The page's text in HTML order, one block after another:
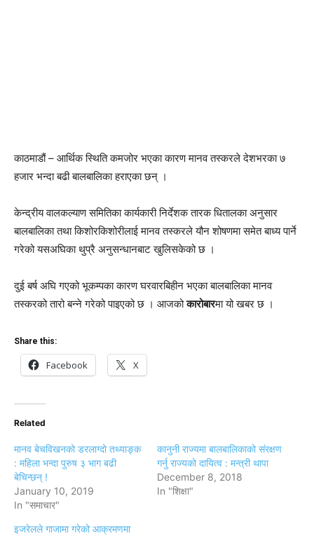
काठमाडौं – आर्थिक स्थिति कमजोर भएका कारण मानव तस्करले देशभरका ७
हजार भन्दा बढी बालबालिका हराएका छन् ।
केन्द्रीय वालकल्याण समितिका कार्यकारी निर्देशक तारक धितालका अनुसार
बालबालिका तथा किशोरकिशोरीलाई मानव तस्करले यौन शोषणमा समेत बाध्य पार्ने
गरेको यसअघिका थुप्रै अनुसन्धानबाट खुलिसकेको छ ।
दुई बर्ष अघि गएको भूकम्पका कारण घरवारबिहीन भएका बालबालिका मानव
तस्करको तारो बन्ने गरेको पाइएको छ । आजकोकारोबारमा यो खबर छ ।
Share this:
Facebook X
Related
मानव बेचविखनको डरलाग्दो तथ्याङ्क
: महिला भन्दा पुरुष ३ भाग बढी
बेचिन्छन् !
January 10, 2019
In "समाचार"
कानुनी राज्यमा बालबालिकाको संरक्षण
गर्नु राज्यको दायित्व : मन्त्री थापा
December 8, 2018
In "शिक्षा"
इजरेलले गाजामा गरेको आक्रमणमा